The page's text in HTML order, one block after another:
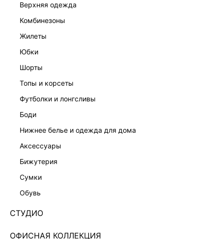
верхняя одежда
комбинезоны
жилеты
юбки
шорты
топы и корсеты
футболки и лонгсливы
боди
нижнее белье и одежда для дома
аксессуары
бижутерия
сумки
обувь
СТУДИО
ОФИСНАЯ КОЛЛЕКЦИЯ
5357005713-60